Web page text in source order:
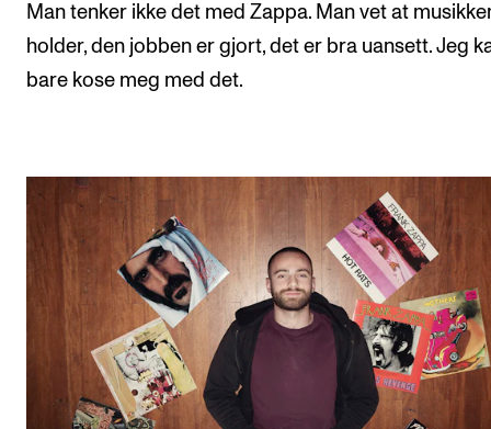
Man tenker ikke det med Zappa. Man vet at
holder, den jobben er gjort, det er bra uansett. Jeg
bare kose meg med det.